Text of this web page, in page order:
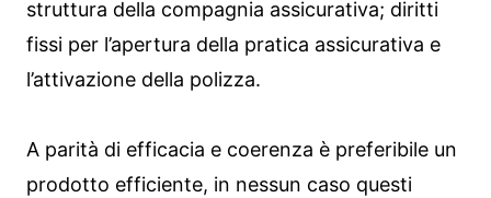
struttura della compagnia assicurativa; diritti
fissi per l’apertura della pratica assicurativa e
l’attivazione della polizza.
A parità di efficacia e coerenza è preferibile un
prodotto efficiente, in nessun caso questi